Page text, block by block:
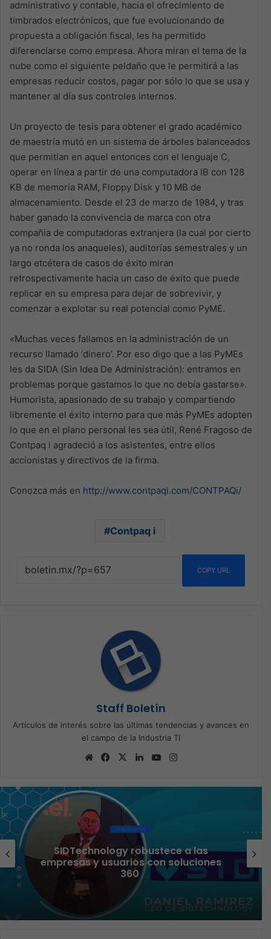
administrativo y contable, hacia el ofrecimiento de
timbrados electrónicos, que fue evolucionando de
propuesta a obligación fiscal, les ha permitido
diferenciarse como empresa. Ahora miran el tema de la
nube como el siguiente peldaño que le permitirá a las
empresas reducir costos, pagar por sólo lo que se usa y
mantener al día sus controles internos.
Un proyecto de tesis para obtener el grado académico
de maestría mutó en un sistema de árboles balanceados
que permitían en aquel entonces con el lenguaje C,
operar en línea a partir de una computadora IB con 128
KB de memoria RAM, Floppy Disk y 10 MB de
almacenamiento. Desde el 23 de marzo de 1984, y tras
haber ganado la convivencia de marca con otra
compañia de computadoras extranjera (la cual por cierto
ya no ronda los anaqueles), auditorías semestrales y un
largo etcétera de casos de éxito miran
retrospectivamente hacia un caso de éxito que puede
replicar en su empresa para dejar de sobrevivir, y
comenzar a explotar su real potencial como PyME.
«Muchas veces fallamos en la administración de un
recurso llamado ‘dinero’. Por eso digo que a las PyMEs
les da SIDA (Sin Idea De Administración): entramos en
problemas porque gastamos lo que no debía gastarse».
Humorista, apasionado de su trabajo y compartiendo
libremente el éxito interno para que más PyMEs adopten
lo que en el plano personal les sea útil, René Fragoso de
Contpaq i agradeció a los asistentes, entre ellos
accionistas y directivos de la firma.
Conozca más en http://www.contpaqi.com/CONTPAQi/
Contpaq i
COPY URL
Staff Boletín
Artículos de interés sobre las últimas tendencias y avances en
el campo de la Industria TI
Sitio
Facebook
X LinkedInYouTube
Industria TIC
Liderazgo femenino que transforma el
sector TI